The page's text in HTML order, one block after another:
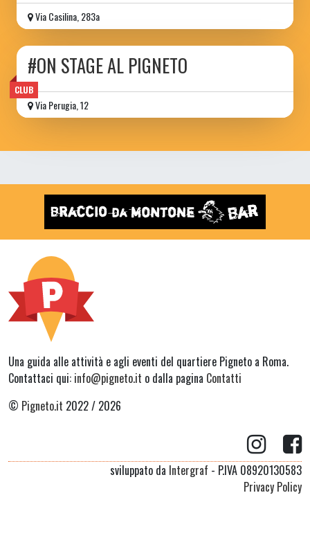
Via Casilina, 283a
CLUB
#ON STAGE AL PIGNETO
Via Perugia, 12
Una guida alle attività e agli eventi del quartiere Pigneto a Roma.
Contattaci qui: info@pigneto.it o dalla pagina Contatti
© Pigneto.it 2022 / 2026
sviluppato da Intergraf - P.IVA 08920130583
Privacy Policy